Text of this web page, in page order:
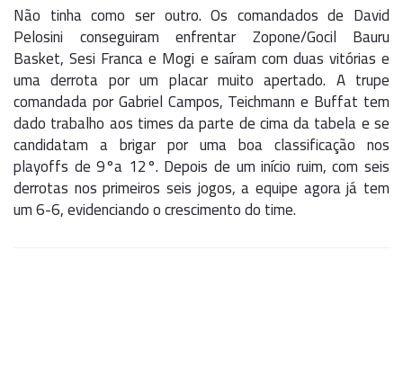
Não tinha como ser outro. Os comandados de David
Pelosini conseguiram enfrentar Zopone/Gocil Bauru
Basket, Sesi Franca e Mogi e saíram com duas vitórias e
uma derrota por um placar muito apertado. A trupe
comandada por Gabriel Campos, Teichmann e Buffat tem
dado trabalho aos times da parte de cima da tabela e se
candidatam a brigar por uma boa classificação nos
playoffs de 9°a 12°. Depois de um início ruim, com seis
derrotas nos primeiros seis jogos, a equipe agora já tem
um 6-6, evidenciando o crescimento do time.